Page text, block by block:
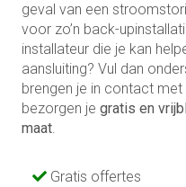
geval van een
voor zo’n back-
installateur die je kan
aansluiting? Vul dan
brengen je in contact met
bezorgen je gratis en
maat.
Gratis offertes